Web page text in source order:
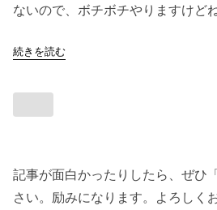
ないので、ボチボチやりますけどね
続きを読む
記事が面白かったりしたら、ぜひ
さい。励みになります。よろしく